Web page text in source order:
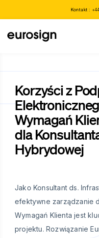
Kontakt :
Korzyści z
Wymagań
dla
Hybrydowej
Jako Konsultant ds.
efektywne zarządzanie
Wymagań Klienta jest
projektu. Rozwiązanie